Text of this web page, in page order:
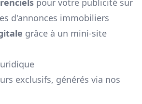
pour votre publicité sur
d'annonces immobiliers
grâce à un mini-site
exclusifs, générés via nos